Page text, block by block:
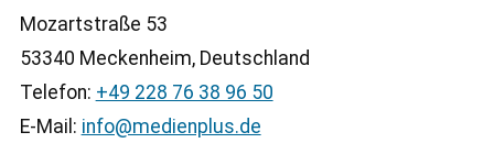
Mozartstraße 53
53340 Meckenheim, Deutschland
Telefon: +49 228 76 38 96 50
E-Mail: info@medienplus.de